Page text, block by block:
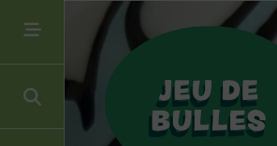
In stock
Filtrer par type de produit